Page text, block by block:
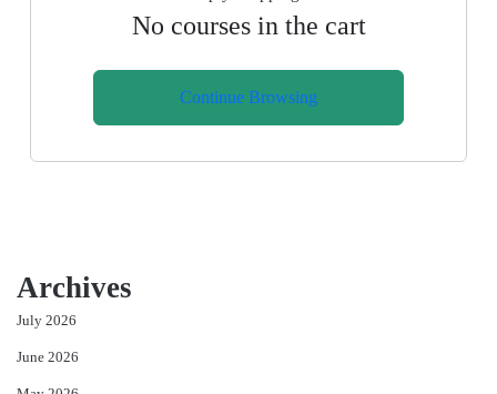
No courses in the cart
Continue Browsing
Archives
July 2026
June 2026